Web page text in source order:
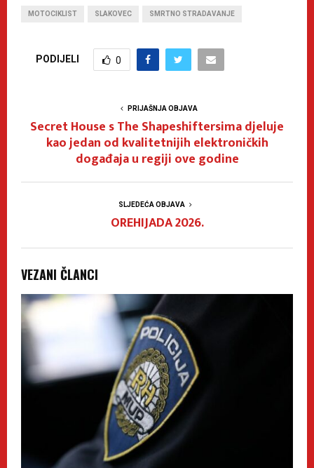
MOTOCIKLIST SLAKOVEC SMRTNO STRADAVANJE
PODIJELI 0
PRIJAŠNJA OBJAVA
Secret House s The Shapeshiftersima djeluje
kao jedan od kvalitetnijih elektroničkih
događaja u regiji ove godine
SLJEDEĆA OBJAVA
OREHIJADA 2026.
VEZANI ČLANCI